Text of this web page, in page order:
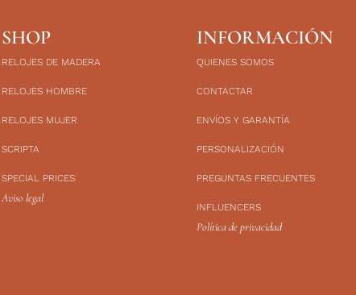
SHOP
RELOJES DE MADERA
RELOJES HOMBRE
RELOJES MUJER
SCRIPTA
SPECIAL PRICES
Aviso legal
INFORMACIÓN
QUIENES SOMOS
CONTACTAR
ENVÍOS Y GARANTÍA
PERSONALIZACIÓN
PREGUNTAS FRECUENTES
INFLUENCERS
Política de privacidad